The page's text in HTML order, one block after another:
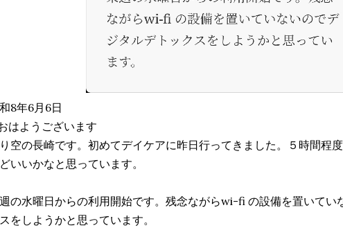
8年6月6日
はようございます
空の長崎です。初めてデイケアに昨日行ってきました。５時間程
いいかなと思っています。
の水曜日からの利用開始です。残念ながらwi-fi の設備を置いてい
をしようかと思っています。